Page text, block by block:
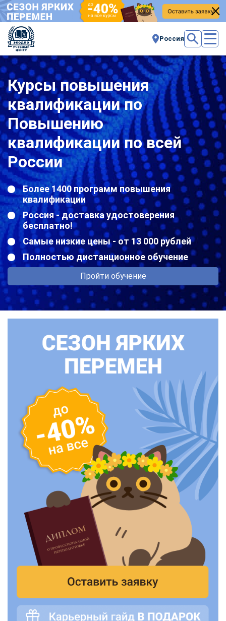
Россия
Курсы повышения
квалификации по
Повышению
квалификации по всей
России
Более 1400 программ повышения
квалификации
Россия - доставка удостоверения
бесплатно!
Самые низкие цены - от 13 000 рублей
Полностью дистанционное обучение
Пройти обучение